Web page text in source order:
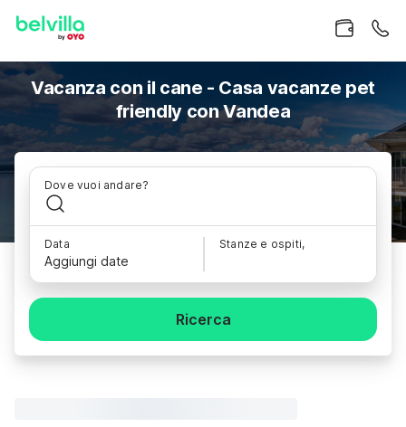
Vacanza con il cane - Casa vacanze pet
friendly con Vandea
Dove vuoi andare?
Data
Aggiungi date
Stanze e ospiti,
Ricerca